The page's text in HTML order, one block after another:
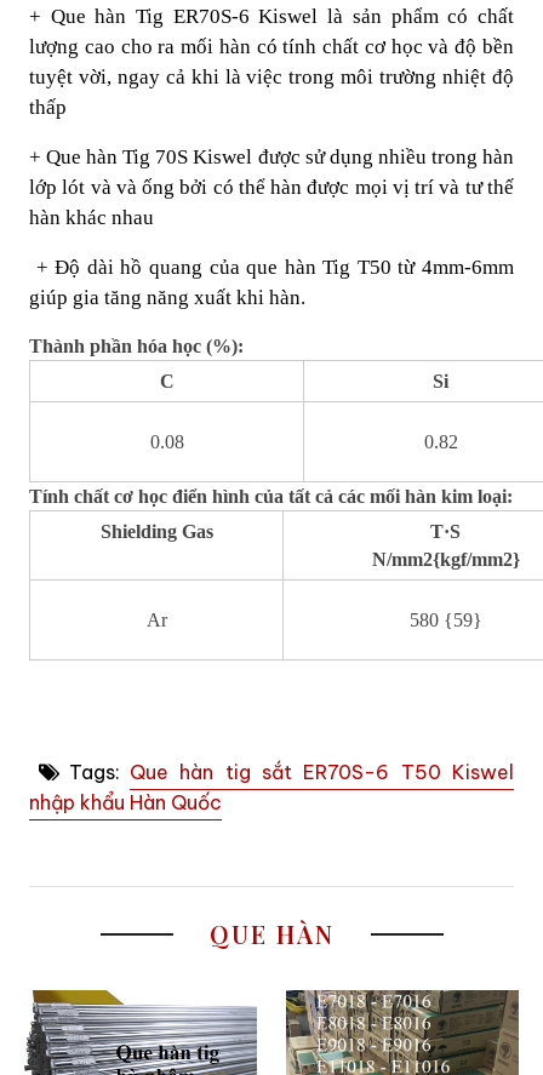
+ Que hàn Tig ER70S-6 Kiswel là sản phẩm có chất
lượng cao cho ra mối hàn có tính chất cơ học và độ bền
tuyệt vời, ngay cả khi là việc trong môi trường nhiệt độ
thấp
+ Que hàn Tig 70S Kiswel được sử dụng nhiều trong hàn
lớp lót và và ống bởi có thể hàn được mọi vị trí và tư thế
hàn khác nhau
+ Độ dài hồ quang của que hàn Tig T50 từ 4mm-6mm
giúp gia tăng năng xuất khi hàn.
Thành phần hóa học (%):
C
Si
0.08 0.82
Tính chất cơ học điển hình của tất cả các mối hàn kim loại:
Shielding Gas
T·S
N/mm2{kgf/mm2}
Ar 580 {59}
Tags: Que hàn tig sắt ER70S-6 T50 Kiswel
nhập khẩu Hàn Quốc
QUE HÀN